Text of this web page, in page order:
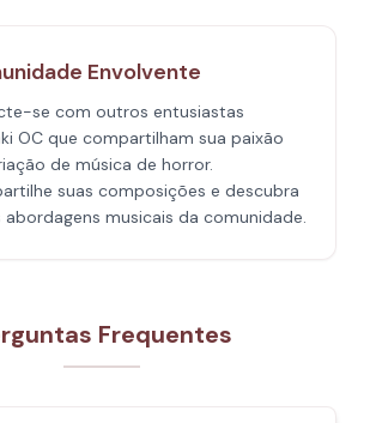
Envolvente
se com outros entusiastas
OC que compartilham sua paixão
de música de horror.
suas composições e descubra
abordagens musicais da comunidade.
Frequentes